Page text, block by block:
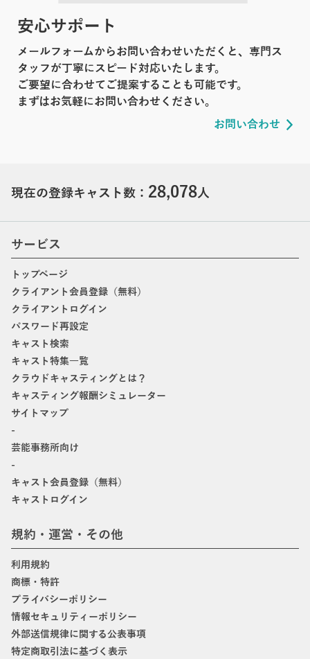
安心サポート
メールフォームからお問い合わせいただくと、専門ス
タッフが丁寧にスピード対応いたします。
ご要望に合わせてご提案することも可能です。
まずはお気軽にお問い合わせください。
お問い合わせ
現在の登録キャスト数： 28,078人
サービス
トップページ
クライアント会員登録（無料）
クライアントログイン
パスワード再設定
キャスト検索
キャスト特集一覧
クラウドキャスティングとは？
キャスティング報酬シミュレーター
サイトマップ
-
芸能事務所向け
-
キャスト会員登録（無料）
キャストログイン
規約・運営・その他
利用規約
商標・特許
プライバシーポリシー
情報セキュリティーポリシー
外部送信規律に関する公表事項
特定商取引法に基づく表示